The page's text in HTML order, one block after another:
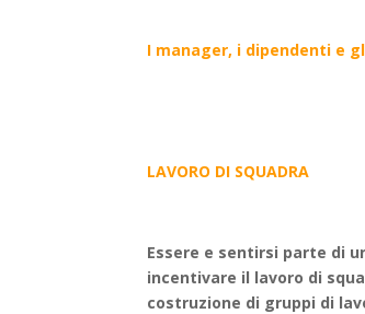
I manager, i dipendenti e
LAVORO DI SQUADRA
Essere e sentirsi parte di
incentivare il lavoro di
costruzione di gruppi di